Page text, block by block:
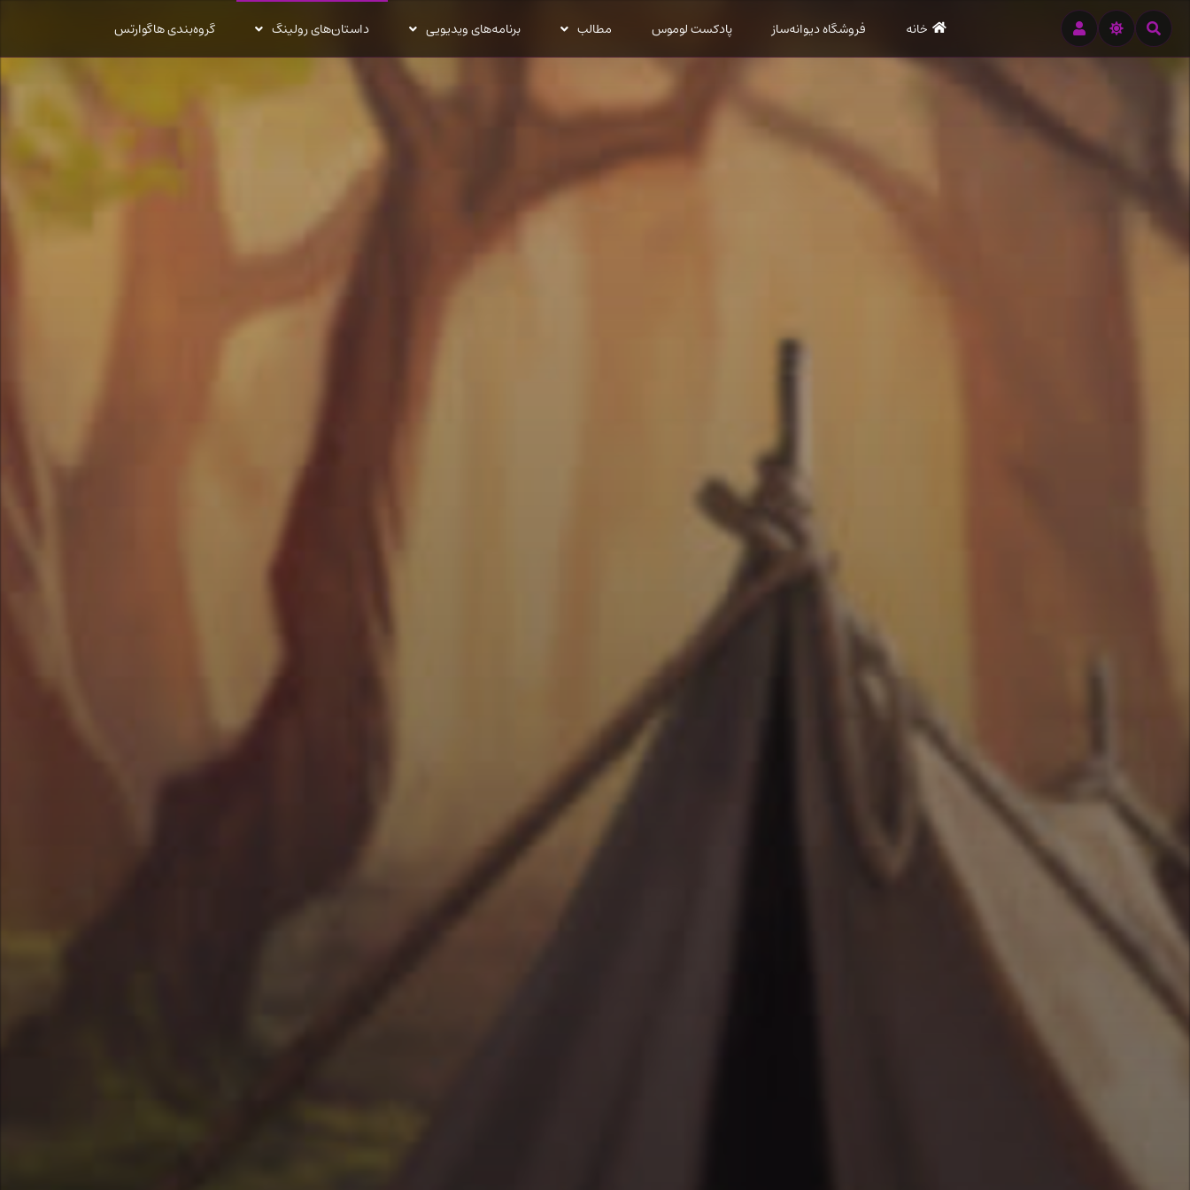
ورود
متن
خانه فروشگاه دیوانه‌ساز پادکست لوموس مطالب برنامه‌های ویدیویی داستان‌های رولینگ گروه‌بندی هاگوارتس